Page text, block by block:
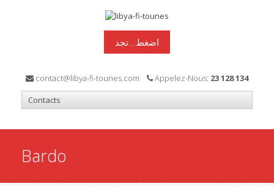
اضغط...تجد
contact@libya-fi-tounes.com Appelez-Nous: 23 128 134
Bardo